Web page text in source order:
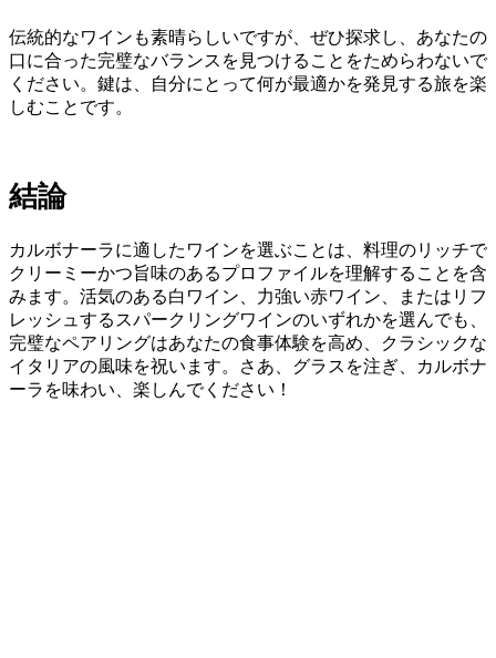
伝統的なワインも素晴らしいですが、ぜひ探求し、あなたの
口に合った完璧なバランスを見つけることをためらわないで
ください。鍵は、自分にとって何が最適かを発見する旅を楽
しむことです。
結論
カルボナーラに適したワインを選ぶことは、料理のリッチで
クリーミーかつ旨味のあるプロファイルを理解することを含
みます。活気のある白ワイン、力強い赤ワイン、またはリフ
レッシュするスパークリングワインのいずれかを選んでも、
完璧なペアリングはあなたの食事体験を高め、クラシックな
イタリアの風味を祝います。さあ、グラスを注ぎ、カルボナ
ーラを味わい、楽しんでください！